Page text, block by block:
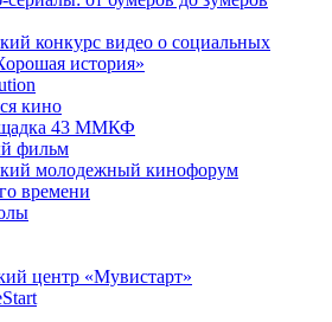
конкурс видео о социальных
история»
кино
43 ММКФ
фильм
молодежный кинофорум
времени
центр «Мувистарт»